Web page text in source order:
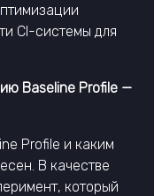
CI-системы для
Baseline Profile —
Profile и каким
В качестве
который